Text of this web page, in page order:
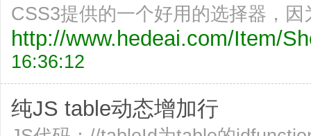
CSS3提供的一个好用的选择器，因
http://www.hedeai.com/Item/
16:36:12
纯JS table动态增加行